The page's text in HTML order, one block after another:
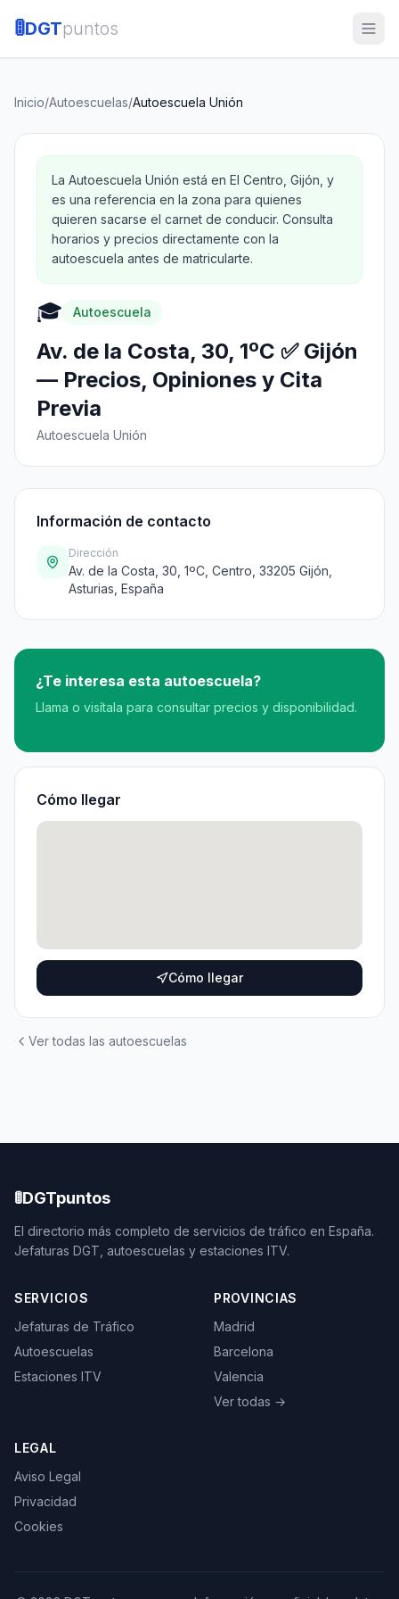
🚦DGTpuntos
Inicio/Autoescuelas/Autoescuela Unión
La Autoescuela Unión está en El Centro, Gijón, y
es una referencia en la zona para quienes
quieren sacarse el carnet de conducir. Consulta
horarios y precios directamente con la
autoescuela antes de matricularte.
🎓 Autoescuela
Av. de la Costa, 30, 1ºC ✅ Gijón
— Precios, Opiniones y Cita
Previa
Autoescuela Unión
Información de contacto
Dirección
Av. de la Costa, 30, 1ºC, Centro, 33205 Gijón,
Asturias, España
¿Te interesa esta autoescuela?
Llama o visítala para consultar precios y disponibilidad.
Cómo llegar
Cómo llegar
Ver todas las autoescuelas
🚦DGTpuntos
El directorio más completo de servicios de tráfico en España.
Jefaturas DGT, autoescuelas y estaciones ITV.
SERVICIOS
Jefaturas de Tráfico
Autoescuelas
Estaciones ITV
PROVINCIAS
Madrid
Barcelona
Valencia
Ver todas →
LEGAL
Aviso Legal
Privacidad
Cookies